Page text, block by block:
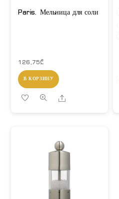
Paris. Мельница для соли
126,75₾
В КОРЗИНУ
Share